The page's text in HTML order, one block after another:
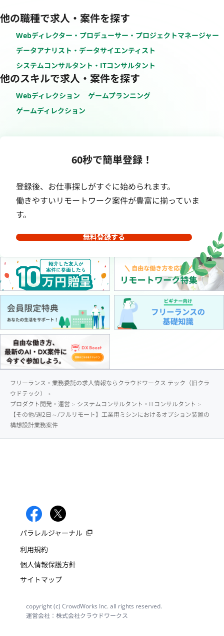
他の職種で求人・案件を探す
Webディレクター・プロデューサー・プロジェクトマネージャー
データアナリスト・データサイエンティスト
システムコンサルタント・ITコンサルタント
他のスキルで求人・案件を探す
Webディレクション
ゲームプランニング
ゲームディレクション
60秒で簡単登録！
登録後、お仕事探しがすぐに始められます。
働きやすいリモートワーク案件が豊富に揃っていま
す。
無料登録する
フリーランス・業務委託の求人情報ならクラウドワークス テック（旧クラ
ウドテック）
プロダクト開発・運営
システムコンサルタント・ITコンサルタント
【その他/週2日～/フルリモート】工業用ミシンにおけるオプション装置の
構想設計業務案件
パラレルジャーナル
利用規約
個人情報保護方針
サイトマップ
copyright (c) CrowdWorks Inc. all rights reserved.
運営会社：株式会社クラウドワークス